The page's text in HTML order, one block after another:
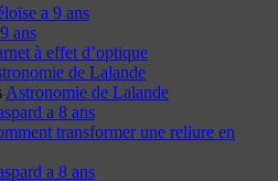
a 9 ans
ans
à effet d’optique
de Lalande
Astronomie de Lalande
a 8 ans
transformer une reliure en
a 8 ans